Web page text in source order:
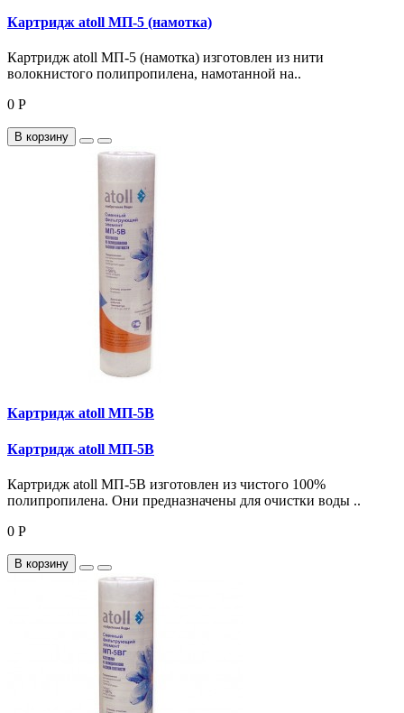
Картридж atoll МП-5 (намотка)
Картридж atoll МП-5 (намотка) изготовлен из нити
волокнистого полипропилена, намотанной на..
0 Р
В корзину
Картридж atoll МП-5В
Картридж atoll МП-5В
Картридж atoll МП-5В изготовлен из чистого 100%
полипропилена. Они предназначены для очистки воды ..
0 Р
В корзину